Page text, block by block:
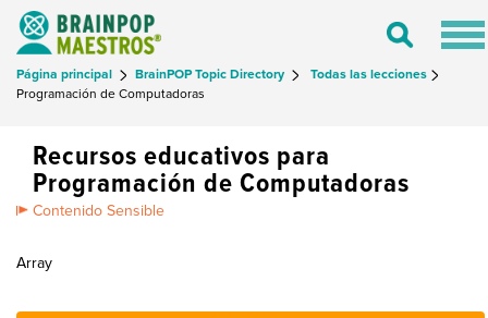
Toggle
Página principal BrainPOP Topic Directory
Todas las lecciones
Programación de Computadoras
Recursos educativos para
Programación de Computadoras
Contenido Sensible
Array